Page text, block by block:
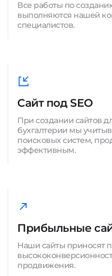
Все работы по
выполняются нашей
специалистов.
Сайт под SEO
При создании сайтов
бухгалтерии мы
поисковых систем,
эффективным.
Прибыльные
Наши сайты приносят
продвижения.